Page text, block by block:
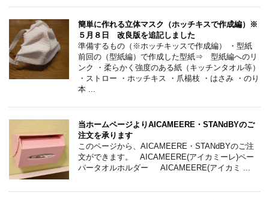
簡単に作れる立体マスク（ホッチキスで作成編）※
５月８日 改良版を追記しました
準備するもの（※ホッチキッスで作成編） ・型紙
前回の（型紙編）で作成した型紙⇒ 型紙編へのリ
ンク ・柔らかく強度のある紙（キッチンタオル等）
・ストロー ・ホッチキス ・爪楊枝 ・はさみ ・のり
本 ...
当ホームページよりAICAMEERE・STANdBYのご
注文を承ります
このページから、AICAMEERE・STANdBYのご注
文ができます。 AICAMEERE(アイカミーレ)ペー
パータオルホルダー AICAMEERE(アイカミ ...